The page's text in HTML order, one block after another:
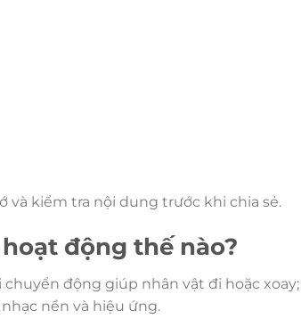
và kiểm tra nội dung trước khi chia sẻ.
động thế nào?
động giúp nhân vật đi hoặc
nền và hiệu ứng.